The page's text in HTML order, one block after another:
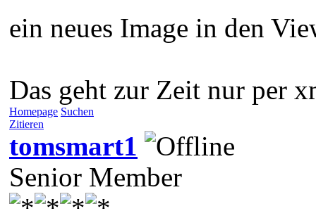
ein neues Image in den
Das geht zur Zeit nur per
Homepage Suchen
Zitieren
tomsmart1
Senior Member